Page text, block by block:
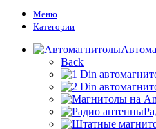
Меню
Категории
Back